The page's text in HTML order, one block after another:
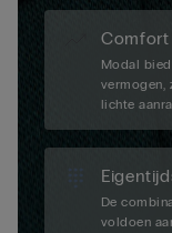
Modal
vermogen,
lichte
De
voldoen